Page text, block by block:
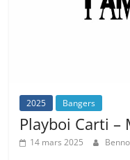
2025 Bangers
Playboi Carti –
14 mars 2025 Benno